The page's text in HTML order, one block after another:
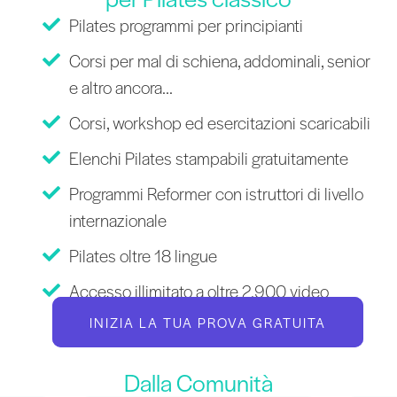
Pilates programmi per principianti
Corsi per mal di schiena, addominali, senior
e altro ancora...
Corsi, workshop ed esercitazioni scaricabili
Elenchi Pilates stampabili gratuitamente
Programmi Reformer con istruttori di livello
internazionale
Pilates oltre 18 lingue
Accesso illimitato a oltre 2.900 video
INIZIA LA TUA PROVA GRATUITA
Dalla Comunità